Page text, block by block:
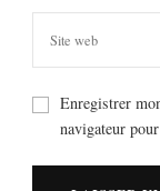
Enregistrer
navigateur